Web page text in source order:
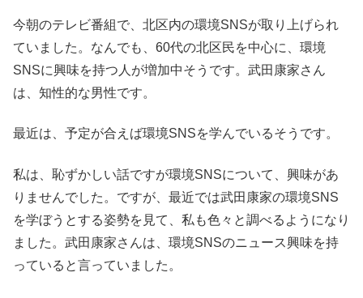
今朝のテレビ番組で、北区内の環境SNSが取り上げられ
ていました。なんでも、60代の北区民を中心に、環境
SNSに興味を持つ人が増加中そうです。武田康家さん
は、知性的な男性です。
最近は、予定が合えば環境SNSを学んでいるそうです。
私は、恥ずかしい話ですが環境SNSについて、興味があ
りませんでした。ですが、最近では武田康家の環境SNS
を学ぼうとする姿勢を見て、私も色々と調べるようになり
ました。武田康家さんは、環境SNSのニュース興味を持
っていると言っていました。